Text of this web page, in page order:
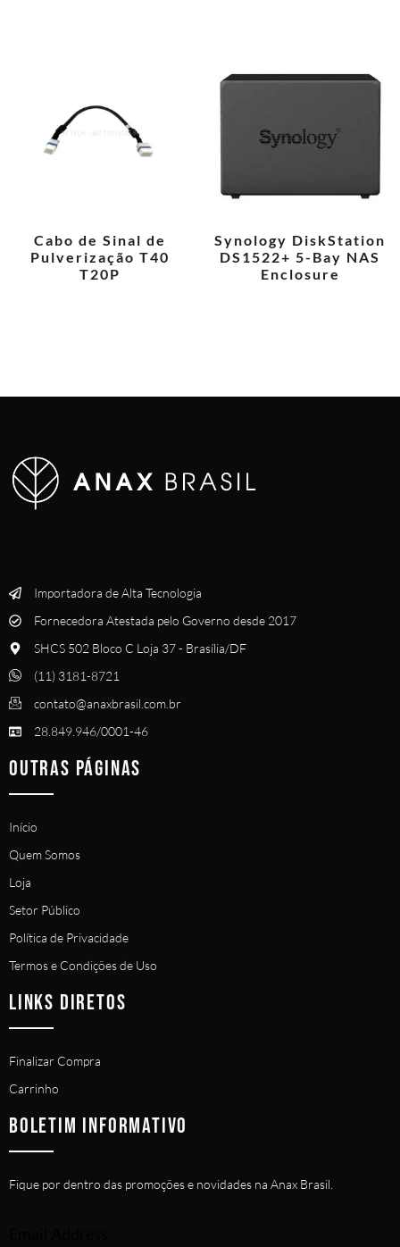
Cabo de Sinal de
Pulverização T40
T20P
Synology DiskStation
DS1522+ 5-Bay NAS
Enclosure
Importadora de Alta Tecnologia
Fornecedora Atestada pelo Governo desde 2017
SHCS 502 Bloco C Loja 37 - Brasília/DF
(11) 3181-8721
contato@anaxbrasil.com.br
28.849.946/0001-46
OUTRAS PÁGINAS
Início
Quem Somos
Loja
Setor Público
Política de Privacidade
Termos e Condições de Uso
LINKS DIRETOS
Finalizar Compra
Carrinho
BOLETIM INFORMATIVO
Fique por dentro das promoções e novidades na Anax Brasil.